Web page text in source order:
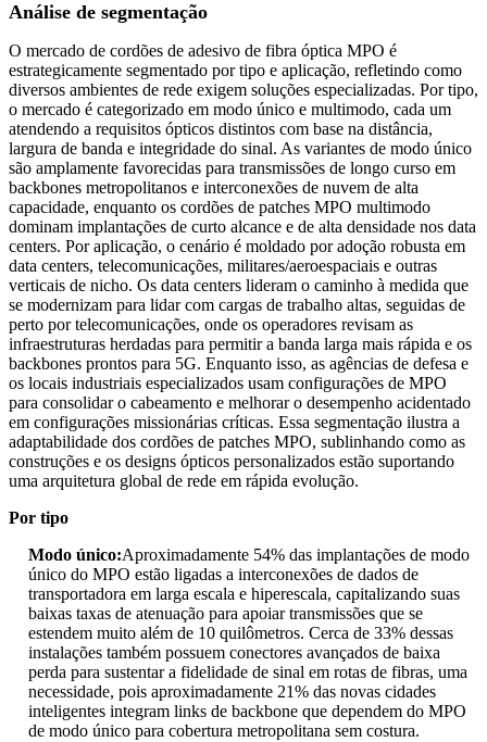
Análise de segmentação
O mercado de cordões de adesivo de fibra óptica MPO é
estrategicamente segmentado por tipo e aplicação, refletindo como
diversos ambientes de rede exigem soluções especializadas. Por tipo,
o mercado é categorizado em modo único e multimodo, cada um
atendendo a requisitos ópticos distintos com base na distância,
largura de banda e integridade do sinal. As variantes de modo único
são amplamente favorecidas para transmissões de longo curso em
backbones metropolitanos e interconexões de nuvem de alta
capacidade, enquanto os cordões de patches MPO multimodo
dominam implantações de curto alcance e de alta densidade nos data
centers. Por aplicação, o cenário é moldado por adoção robusta em
data centers, telecomunicações, militares/aeroespaciais e outras
verticais de nicho. Os data centers lideram o caminho à medida que
se modernizam para lidar com cargas de trabalho altas, seguidas de
perto por telecomunicações, onde os operadores revisam as
infraestruturas herdadas para permitir a banda larga mais rápida e os
backbones prontos para 5G. Enquanto isso, as agências de defesa e
os locais industriais especializados usam configurações de MPO
para consolidar o cabeamento e melhorar o desempenho acidentado
em configurações missionárias críticas. Essa segmentação ilustra a
adaptabilidade dos cordões de patches MPO, sublinhando como as
construções e os designs ópticos personalizados estão suportando
uma arquitetura global de rede em rápida evolução.
Por tipo
Modo único:Aproximadamente 54% das implantações de modo
único do MPO estão ligadas a interconexões de dados de
transportadora em larga escala e hiperescala, capitalizando suas
baixas taxas de atenuação para apoiar transmissões que se
estendem muito além de 10 quilômetros. Cerca de 33% dessas
instalações também possuem conectores avançados de baixa
perda para sustentar a fidelidade de sinal em rotas de fibras, uma
necessidade, pois aproximadamente 21% das novas cidades
inteligentes integram links de backbone que dependem do MPO
de modo único para cobertura metropolitana sem costura.